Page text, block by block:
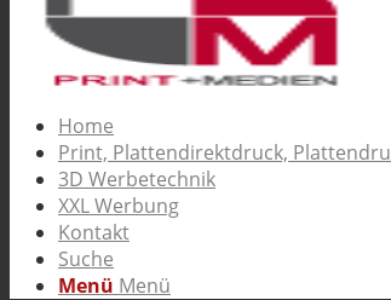
Home
Print, Plattendirektdruck,
3D Werbetechnik
XXL Werbung
Kontakt
Suche
Menü Menü